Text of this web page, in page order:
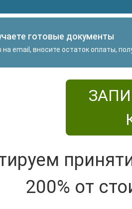
готовые документы
на email, вносите остаток оплаты,
200% от